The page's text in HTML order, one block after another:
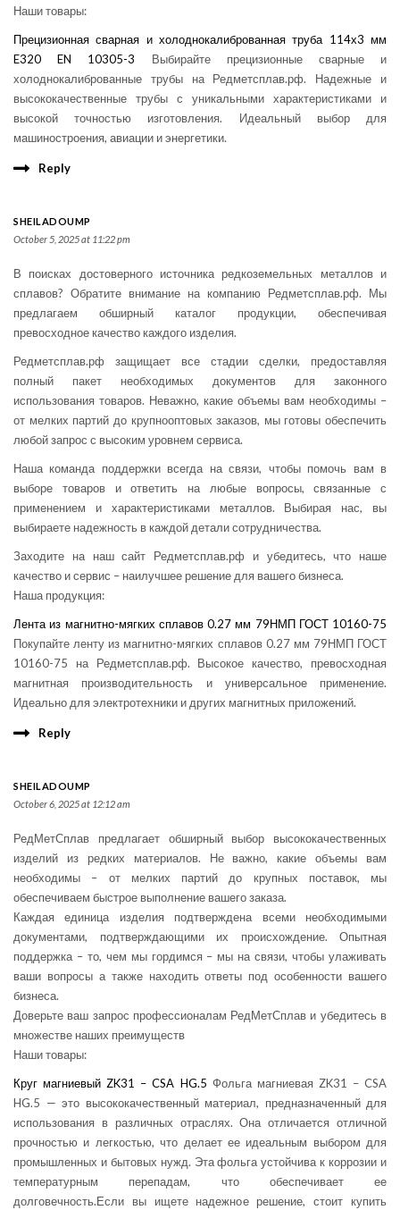
Наши товары:
Прецизионная сварная и холоднокалиброванная труба 114х3 мм
E320 EN 10305-3 Выбирайте прецизионные сварные и
холоднокалиброванные трубы на Редметсплав.рф. Надежные и
высококачественные трубы с уникальными характеристиками и
высокой точностью изготовления. Идеальный выбор для
машиностроения, авиации и энергетики.
Reply
SHEILADOUMP
October 5, 2025 at 11:22 pm
В поисках достоверного источника редкоземельных металлов и
сплавов? Обратите внимание на компанию Редметсплав.рф. Мы
предлагаем обширный каталог продукции, обеспечивая
превосходное качество каждого изделия.
Редметсплав.рф защищает все стадии сделки, предоставляя
полный пакет необходимых документов для законного
использования товаров. Неважно, какие объемы вам необходимы –
от мелких партий до крупнооптовых заказов, мы готовы обеспечить
любой запрос с высоким уровнем сервиса.
Наша команда поддержки всегда на связи, чтобы помочь вам в
выборе товаров и ответить на любые вопросы, связанные с
применением и характеристиками металлов. Выбирая нас, вы
выбираете надежность в каждой детали сотрудничества.
Заходите на наш сайт Редметсплав.рф и убедитесь, что наше
качество и сервис – наилучшее решение для вашего бизнеса.
Наша продукция:
Лента из магнитно-мягких сплавов 0.27 мм 79НМП ГОСТ 10160-75
Покупайте ленту из магнитно-мягких сплавов 0.27 мм 79НМП ГОСТ
10160-75 на Редметсплав.рф. Высокое качество, превосходная
магнитная производительность и универсальное применение.
Идеально для электротехники и других магнитных приложений.
Reply
SHEILADOUMP
October 6, 2025 at 12:12 am
РедМетСплав предлагает обширный выбор высококачественных
изделий из редких материалов. Не важно, какие объемы вам
необходимы – от мелких партий до крупных поставок, мы
обеспечиваем быстрое выполнение вашего заказа.
Каждая единица изделия подтверждена всеми необходимыми
документами, подтверждающими их происхождение. Опытная
поддержка – то, чем мы гордимся – мы на связи, чтобы улаживать
ваши вопросы а также находить ответы под особенности вашего
бизнеса.
Доверьте ваш запрос профессионалам РедМетСплав и убедитесь в
множестве наших преимуществ
Наши товары:
Круг магниевый ZK31 – CSA HG.5 Фольга магниевая ZK31 – CSA
HG.5 — это высококачественный материал, предназначенный для
использования в различных отраслях. Она отличается отличной
прочностью и легкостью, что делает ее идеальным выбором для
промышленных и бытовых нужд. Эта фольга устойчива к коррозии и
температурным перепадам, что обеспечивает ее
долговечность.Если вы ищете надежное решение, стоит купить